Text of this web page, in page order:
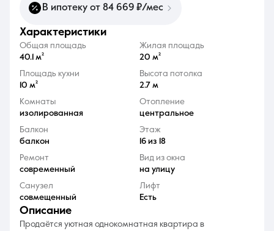
Ежедневно с 08:30 до 20:00
В ипотеку от 84 669 ₽/мес
характеристики
Общая площадь
40.1 м²
Жилая площадь
20 м²
Площадь кухни
10 м²
Высота потолка
2.7 м
Комнаты
изолированная
Отопление
центральное
Балкон
балкон
Этаж
16 из 18
Ремонт
современный
Вид из окна
на улицу
Санузел
совмещенный
Лифт
Есть
описание
Продаётся уютная однокомнатная квартира в